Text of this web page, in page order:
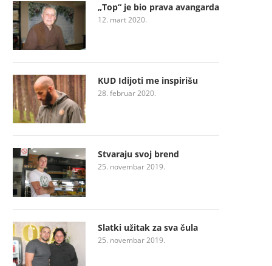
„Top“ je bio prava avangarda
12. mart 2020.
KUD Idijoti me inspirišu
28. februar 2020.
Stvaraju svoj brend
25. novembar 2019.
Slatki užitak za sva čula
25. novembar 2019.